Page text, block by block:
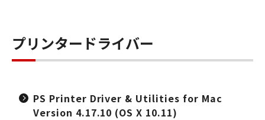
プリンタードライバー
PS Printer Driver & Utilities for Mac
Version 4.17.10 (OS X 10.11)